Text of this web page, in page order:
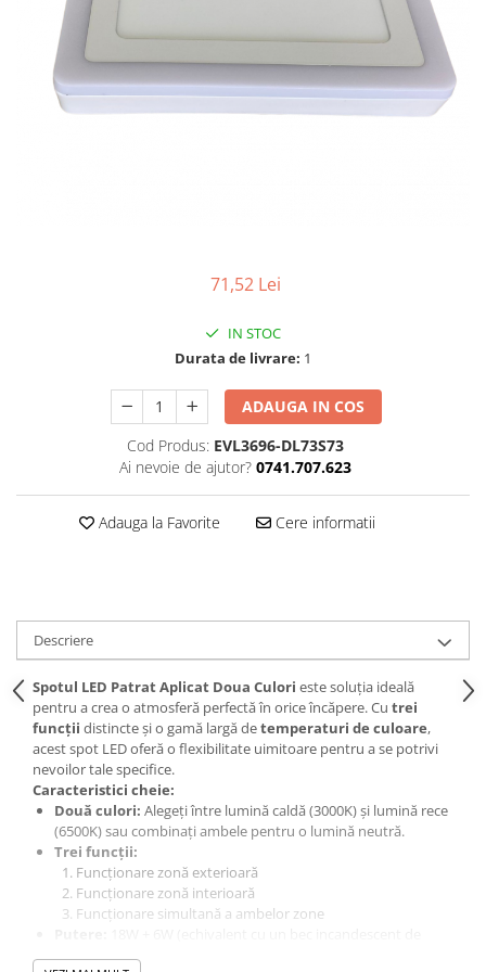
71,52 Lei
IN STOC
Durata de livrare: 1
ADAUGA IN COS
Cod Produs: EVL3696-DL73S73
Ai nevoie de ajutor? 0741.707.623
Adauga la Favorite Cere informatii
Descriere
Spotul LED Patrat Aplicat Doua Culori este soluția ideală
pentru a crea o atmosferă perfectă în orice încăpere. Cu trei
funcții distincte și o gamă largă detemperaturi de culoare,
acest spot LED oferă o flexibilitate uimitoare pentru a se potrivi
nevoilor tale specifice.
Caracteristici cheie:
Două culori: Alegeți între lumină caldă (3000K) și lumină rece
(6500K) sau combinați ambele pentru o lumină neutră.
Trei funcții:
Funcționare zonă exterioară
Funcționare zonă interioară
Funcționare simultană a ambelor zone
200W)